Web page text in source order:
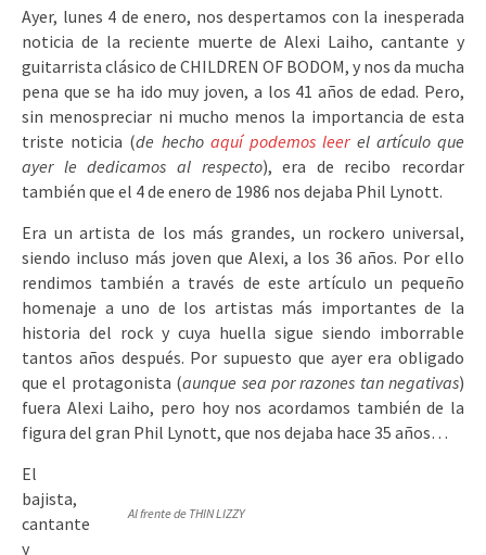
Ayer, lunes 4 de enero, nos despertamos con la inesperada
noticia de la reciente muerte de Alexi Laiho, cantante y
guitarrista clásico de CHILDREN OF BODOM, y nos da mucha
pena que se ha ido muy joven, a los 41 años de edad. Pero,
sin menospreciar ni mucho menos la importancia de esta
triste noticia (de hecho aquí podemos leerel artículo que
ayer le dedicamos al respecto), era de recibo recordar
también que el 4 de enero de 1986 nos dejaba Phil Lynott.
Era un artista de los más grandes, un rockero universal,
siendo incluso más joven que Alexi, a los 36 años. Por ello
rendimos también a través de este artículo un pequeño
homenaje a uno de los artistas más importantes de la
historia del rock y cuya huella sigue siendo imborrable
tantos años después. Por supuesto que ayer era obligado
que el protagonista (aunque sea por razones tan negativas)
fuera Alexi Laiho, pero hoy nos acordamos también de la
figura del gran Phil Lynott, que nos dejaba hace 35 años…
Al frente de THIN LIZZY
El
bajista,
cantante
y